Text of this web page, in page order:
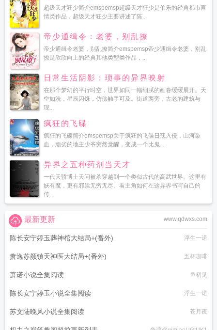
超级天才狂少简介emspemsp超级天才狂少是伯乐的经典都市言
情类作品，超级天才狂少主要讲述了陈...
帝少通缉令：老婆，别乱撩
帝少通缉令老婆，别乱撩简介emspemsp帝少通缉令老婆，别乱
撩是欣欣向上的经典其他类型类作品，...
日常生活阴影：琐事的异界映射
在那个梦幻的平行时空，世界如同一幅细腻的画卷缓缓展开。天
空如洗，星辰闪烁，仿佛触手可及。街道两旁，古老的建筑与
现...
疯狂的飞碟
疯狂的飞碟简介emspemsp关于疯狂的飞碟日寇入侵，山河染
血，顽劣的地主少爷突然觉醒，变成一个比鬼...
异界之五种药剂当天才
一代天骄博士天问被杀穿越到一个类似古代的高武世界。这里有
妖有魔，更有邪祟无穷无尽。看主角如何在这异界书写自己的
传...
www.qdwxs.com
最新更新
陈长安宁婷玉葬神棺大结局+(番外) 浮生一诺
萧逸苏颜镇天神医大结局+(番外) 五杯咖啡
萧诺小说全集阅读 鱼初见
陈长安宁婷玉小说全集阅读 浮生一诺
苏文陆晚风小说全集阅读 苍月夜